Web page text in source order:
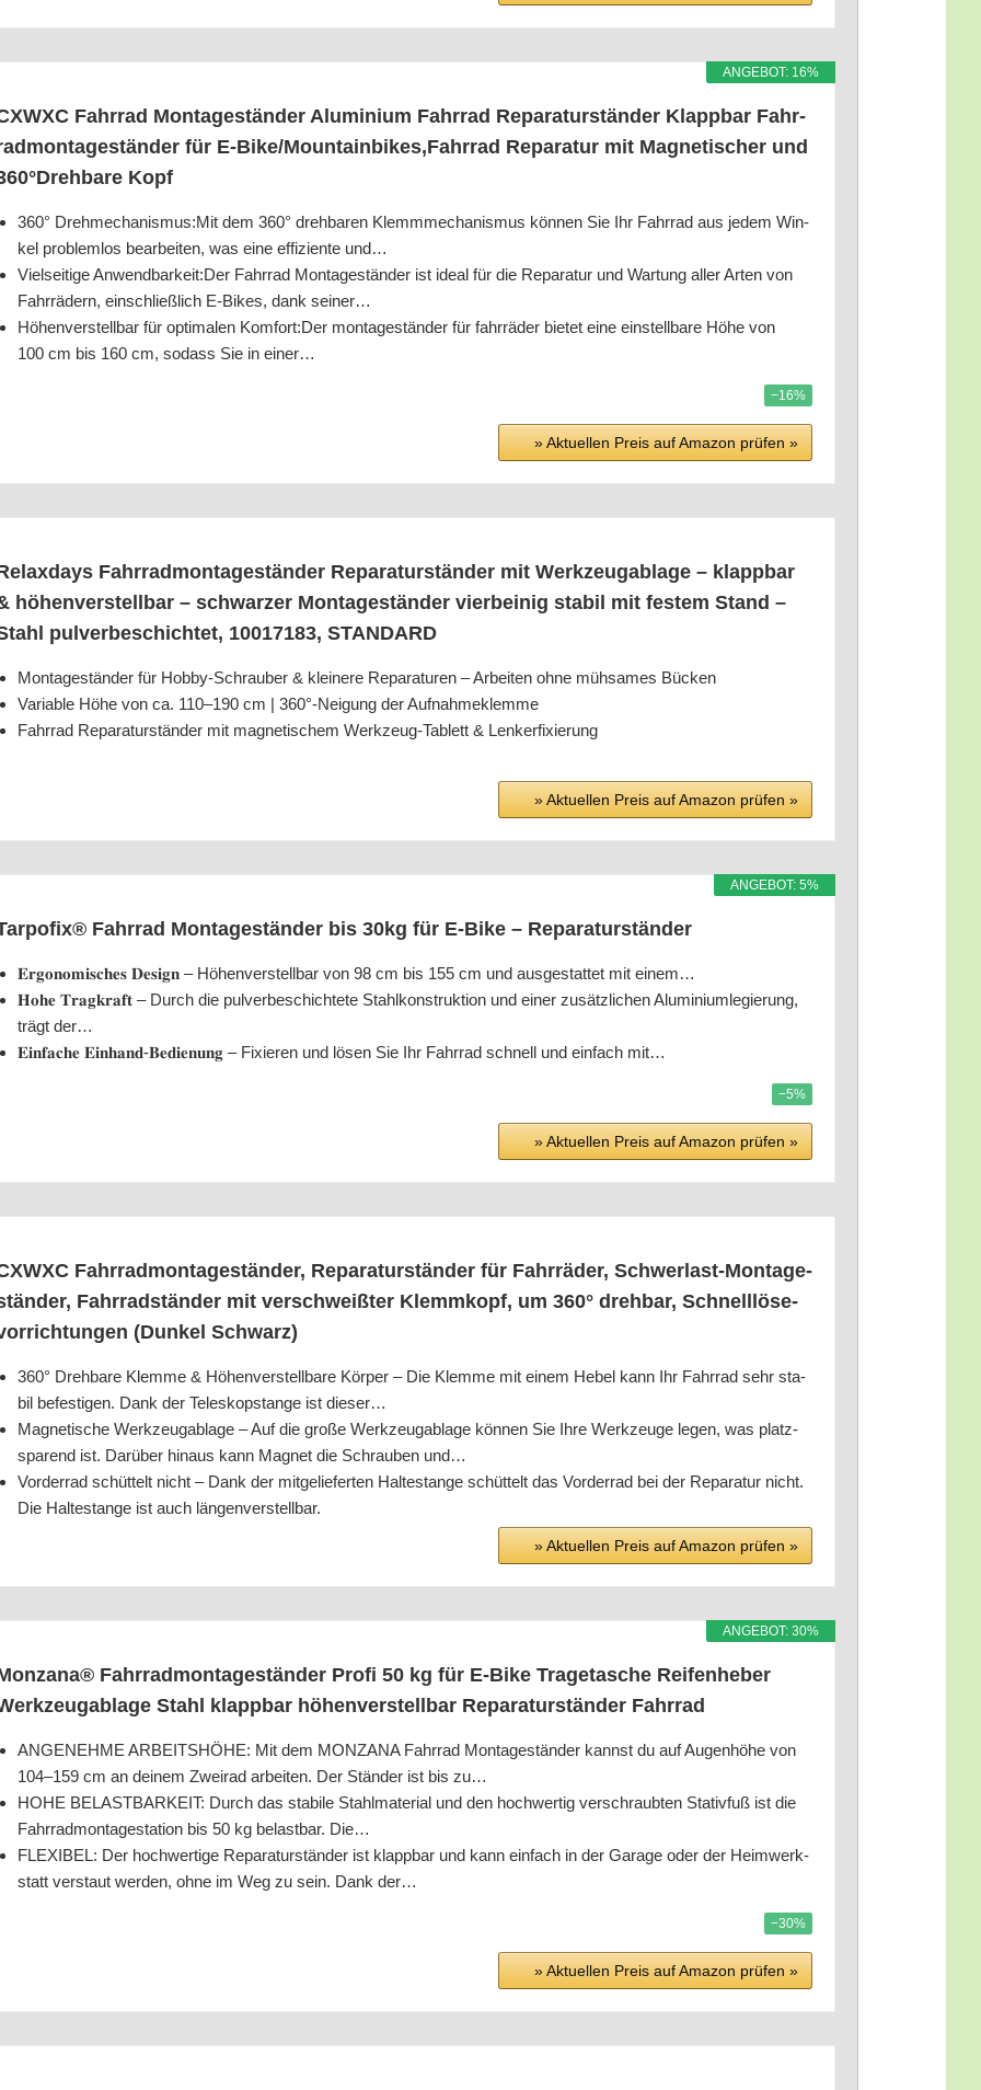
ANGE­BOT: 16%
Fahr­rad Mon­ta­ge­stän­der Alu­mi­ni­um Fahr­rad Repa­ra­tur­stän­der Klapp­bar Fahr­
für E‑Bike/​Mountainbikes,Fahrrad Repa­ra­tur mit Magne­ti­scher und
Kopf
360° Drehmechanismus:Mit dem 360° dreh­ba­ren Klemm­me­cha­nis­mus kön­nen Sie Ihr Fahr­rad aus jedem Win­
kel pro­blem­los bear­bei­ten, was eine effi­zi­en­te und…
Viel­sei­ti­ge Anwendbarkeit:Der Fahr­rad Mon­ta­ge­stän­der ist ide­al für die Repa­ra­tur und War­tung aller Arten von
Fahr­rä­dern, ein­schließ­lich E‑Bikes, dank seiner…
Höhen­ver­stell­bar für opti­ma­len Komfort:Der mon­ta­ge­stän­der für fahr­rä­der bie­tet eine ein­stell­ba­re Höhe von
100 cm bis 160 cm, sodass Sie in einer…
−16%
» Aktu­el­len Preis auf Ama­zon prü­fen »
Fahr­rad­mon­ta­ge­stän­der Repa­ra­tur­stän­der mit Werk­zeug­ab­la­ge – klapp­bar
höhen­ver­stell­bar – schwar­zer Mon­ta­ge­stän­der vier­bei­nig sta­bil mit fes­tem Stand –
pul­ver­be­schich­tet, 10017183, STANDARD
Mon­ta­ge­stän­der für Hob­by-Schrau­ber & klei­ne­re Repa­ra­tu­ren – Arbei­ten ohne müh­sa­mes Bücken
Varia­ble Höhe von ca. 110–190 cm | 360°-Neigung der Aufnahmeklemme
Fahr­rad Repa­ra­tur­stän­der mit magne­ti­schem Werk­zeug-Tablett & Lenkerfixierung
» Aktu­el­len Preis auf Ama­zon prü­fen »
ANGE­BOT: 5%
Fahr­rad Mon­ta­ge­stän­der bis 30kg für E‑Bike – Reparaturständer
𝐄𝐫𝐠𝐨𝐧𝐨𝐦𝐢𝐬𝐜𝐡𝐞𝐬 𝐃𝐞𝐬𝐢𝐠𝐧 – Höhen­ver­stell­bar von 98 cm bis 155 cm und aus­ge­stat­tet mit einem…
𝐇𝐨𝐡𝐞 𝐓𝐫𝐚𝐠𝐤𝐫𝐚𝐟𝐭 – Durch die pul­ver­be­schich­te­te Stahl­kon­struk­ti­on und einer zusätz­li­chen Alu­mi­ni­um­le­gie­rung,
trägt der…
𝐄𝐢𝐧𝐟𝐚𝐜𝐡𝐞 𝐄𝐢𝐧𝐡𝐚𝐧𝐝-𝐁𝐞𝐝𝐢𝐞𝐧𝐮𝐧𝐠 – Fixie­ren und lösen Sie Ihr Fahr­rad schnell und ein­fach mit…
−5%
» Aktu­el­len Preis auf Ama­zon prü­fen »
Fahr­rad­mon­ta­ge­stän­der, Repa­ra­tur­stän­der für Fahr­rä­der, Schwer­last-Mon­ta­ge­
Fahr­rad­stän­der mit ver­schweiß­ter Klemm­kopf, um 360° dreh­bar, Schnell­lö­se­
(Dun­kel Schwarz)
360° Dreh­ba­re Klem­me & Höhen­ver­stell­ba­re Kör­per – Die Klem­me mit einem Hebel kann Ihr Fahr­rad sehr sta­
bil befes­ti­gen. Dank der Tele­skop­stan­ge ist dieser…
Magne­ti­sche Werk­zeug­ab­la­ge – Auf die gro­ße Werk­zeug­ab­la­ge kön­nen Sie Ihre Werk­zeu­ge legen, was platz­
spa­rend ist. Dar­über hin­aus kann Magnet die Schrau­ben und…
Vor­der­rad schüt­telt nicht – Dank der mit­ge­lie­fer­ten Hal­te­stan­ge schüt­telt das Vor­der­rad bei der Repa­ra­tur nicht.
Die Hal­te­stan­ge ist auch längenverstellbar.
» Aktu­el­len Preis auf Ama­zon prü­fen »
ANGE­BOT: 30%
Fahr­rad­mon­ta­ge­stän­der Pro­fi 50 kg für E‑Bike Tra­ge­ta­sche Rei­fen­he­ber
Stahl klapp­bar höhen­ver­stell­bar Repa­ra­tur­stän­der Fahrrad
ANGENEHME ARBEITSHÖHE: Mit dem MONZANA Fahr­rad Mon­ta­ge­stän­der kannst du auf Augen­hö­he von
104–159 cm an dei­nem Zwei­rad arbei­ten. Der Stän­der ist bis zu…
HOHE BELASTBARKEIT: Durch das sta­bi­le Stahl­ma­te­ri­al und den hoch­wer­tig ver­schraub­ten Sta­tiv­fuß ist die
Fahr­rad­mon­ta­ge­sta­ti­on bis 50 kg belast­bar. Die…
FLEXIBEL: Der hoch­wer­ti­ge Repa­ra­tur­stän­der ist klapp­bar und kann ein­fach in der Gara­ge oder der Heim­werk­
statt ver­staut wer­den, ohne im Weg zu sein. Dank der…
−30%
» Aktu­el­len Preis auf Ama­zon prü­fen »